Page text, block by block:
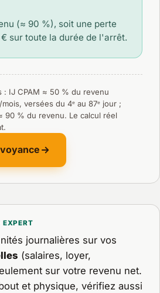
(≈ 90 %), soit une perte
sur toute la durée de l'arrêt.
: IJ CPAM ≈ 50 % du revenu
versées du 4ᵉ au 87ᵉ jour ;
90 % du revenu. Le calcul réel
EXPERT
journalières sur vos
(salaires, loyer,
sur votre revenu net.
et physique, vérifiez aussi